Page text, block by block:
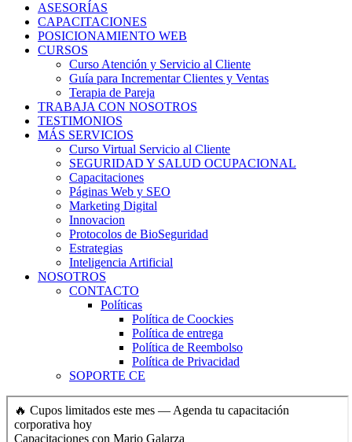
ASESORÍAS
CAPACITACIONES
POSICIONAMIENTO WEB
CURSOS
Curso Atención y Servicio al Cliente
Guía para Incrementar Clientes y Ventas
Terapia de Pareja
TRABAJA CON NOSOTROS
TESTIMONIOS
MÁS SERVICIOS
Curso Virtual Servicio al Cliente
SEGURIDAD Y SALUD OCUPACIONAL
Capacitaciones
Páginas Web y SEO
Marketing Digital
Innovacion
Protocolos de BioSeguridad
Estrategias
Inteligencia Artificial
NOSOTROS
CONTACTO
Políticas
Política de Coockies
Política de entrega
Política de Reembolso
Política de Privacidad
SOPORTE CE